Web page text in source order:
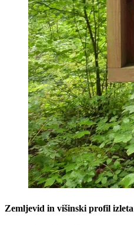
Zemljevid in višinski profil izleta